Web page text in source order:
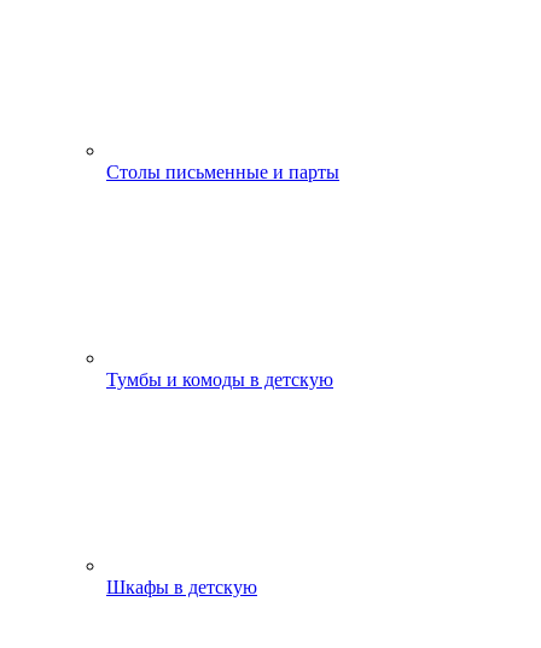
Столы письменные и парты
Тумбы и комоды в детскую
Шкафы в детскую